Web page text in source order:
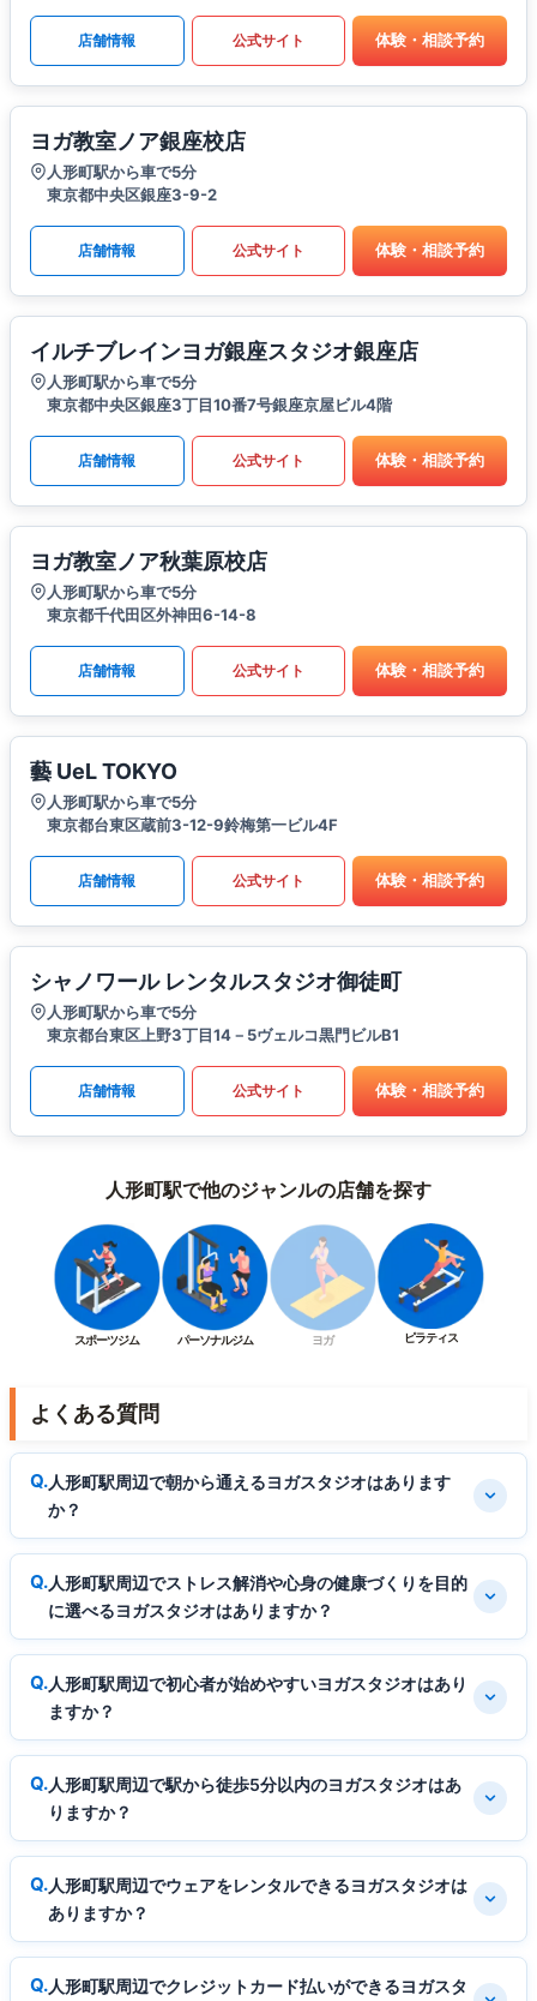
店舗情報 公式サイト 体験・相談予約
ヨガ教室ノア銀座校店
人形町駅から車で5分
東京都中央区銀座3-9-2
店舗情報 公式サイト 体験・相談予約
イルチブレインヨガ銀座スタジオ銀座店
人形町駅から車で5分
東京都中央区銀座3丁目10番7号銀座京屋ビル4階
店舗情報 公式サイト 体験・相談予約
ヨガ教室ノア秋葉原校店
人形町駅から車で5分
東京都千代田区外神田6-14-8
店舗情報 公式サイト 体験・相談予約
藝 UeL TOKYO
人形町駅から車で5分
東京都台東区蔵前3-12-9鈴梅第一ビル4F
店舗情報 公式サイト 体験・相談予約
シャノワール レンタルスタジオ御徒町
人形町駅から車で5分
東京都台東区上野3丁目14－5ヴェルコ黒門ビルB1
店舗情報 公式サイト 体験・相談予約
人形町駅で他のジャンルの店舗を探す
スポーツジム パーソナルジム ヨガ ピラティス
よくある質問
人形町駅周辺で朝から通えるヨガスタジオはあります
か？
人形町駅周辺でストレス解消や心身の健康づくりを目的
に選べるヨガスタジオはありますか？
人形町駅周辺で初心者が始めやすいヨガスタジオはあり
ますか？
人形町駅周辺で駅から徒歩5分以内のヨガスタジオはあ
りますか？
人形町駅周辺でウェアをレンタルできるヨガスタジオは
ありますか？
人形町駅周辺でクレジットカード払いができるヨガスタ